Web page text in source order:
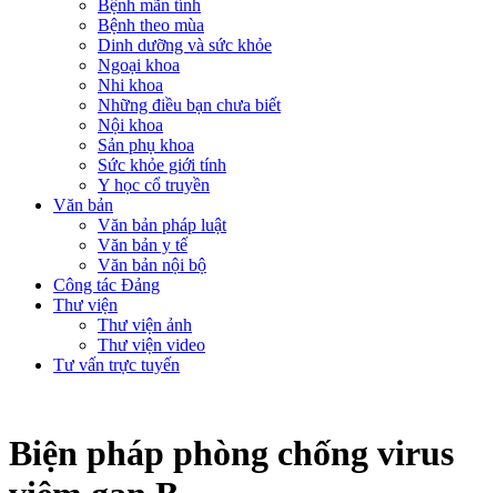
Bệnh mãn tính
Bệnh theo mùa
Dinh dưỡng và sức khỏe
Ngoại khoa
Nhi khoa
Những điều bạn chưa biết
Nội khoa
Sản phụ khoa
Sức khỏe giới tính
Y học cổ truyền
Văn bản
Văn bản pháp luật
Văn bản y tế
Văn bản nội bộ
Công tác Đảng
Thư viện
Thư viện ảnh
Thư viện video
Tư vấn trực tuyến
Biện pháp phòng chống virus